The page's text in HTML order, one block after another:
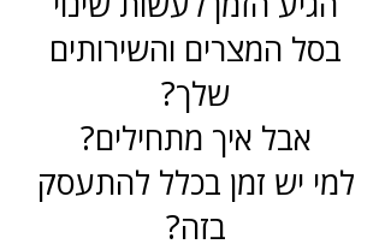
בסל המצרים והשירותים
שלך?
אבל איך מתחילים?
למי יש זמן בכלל להתעסק
בזה?